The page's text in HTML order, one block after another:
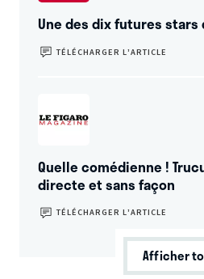
Une des dix futures
TÉLÉCHARGER L’ARTICLE
Quelle comédienne !
directe et sans façon
TÉLÉCHARGER L’ARTICLE
Afficher